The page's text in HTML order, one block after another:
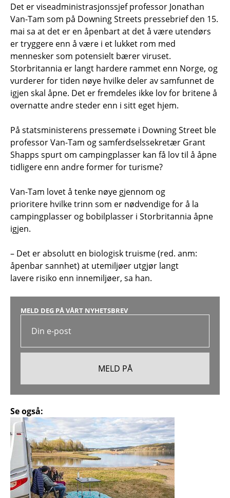
Det er viseadministrasjonssjef professor Jonathan
Van-Tam som på Downing Streets pressebrief den 15.
mai sa at det er en åpenbart at det å være utendørs
er tryggere enn å være i et lukket rom med
mennesker som potensielt bærer viruset.
Storbritannia er langt hardere rammet enn Norge, og
vurderer for tiden nøye hvilke deler av samfunnet de
igjen skal åpne. Det er fremdeles ikke lov for britene å
overnatte andre steder enn i sitt eget hjem.
På statsministerens pressemøte i Downing Street ble
professor Van-Tam og samferdselssekretær Grant
Shapps spurt om campingplasser kan få lov til å åpne
tidligere enn andre former for turisme?
Van-Tam lovet å tenke nøye gjennom og
prioritere hvilke trinn som er nødvendige for å la
campingplasser og bobilplasser i Storbritannia åpne
igjen.
– Det er absolutt en biologisk truisme (red. anm:
åpenbar sannhet) at utemiljøer utgjør langt
lavere risiko enn innemiljøer, sa han.
MELD DEG PÅ VÅRT NYHETSBREV
Se også: